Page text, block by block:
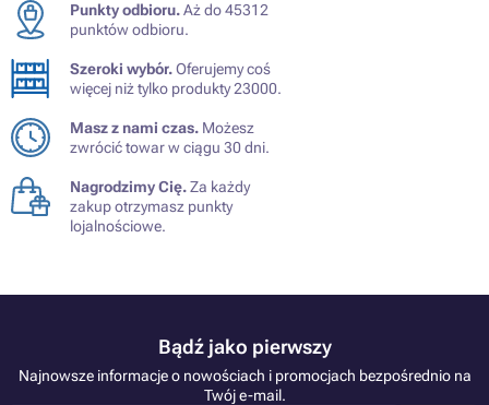
Punkty odbioru.Aż do 45312
punktów odbioru.
Szeroki wybór.Oferujemy coś
więcej niż tylko produkty 23000.
Masz z nami czas. Możesz
zwrócić towar w ciągu 30 dni.
Nagrodzimy Cię.Za każdy
zakup otrzymasz punkty
lojalnościowe.
Bądź jako pierwszy
Najnowsze informacje o nowościach i promocjach bezpośrednio na
Twój e-mail.